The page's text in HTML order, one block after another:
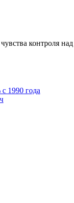
контроля
1990 года